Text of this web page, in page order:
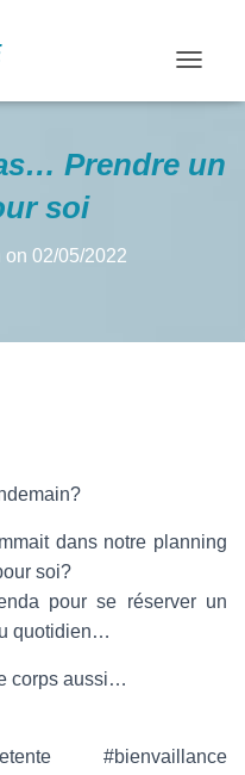
Prendre un
soi
on 02/05/2022
dans notre planning
soi?
pour se réserver un
quotidien…
corps aussi…
#bienvaillance